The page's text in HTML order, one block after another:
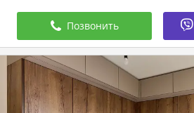
Позвонить